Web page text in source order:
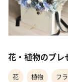
花・植物のプレ
花 植物 フ